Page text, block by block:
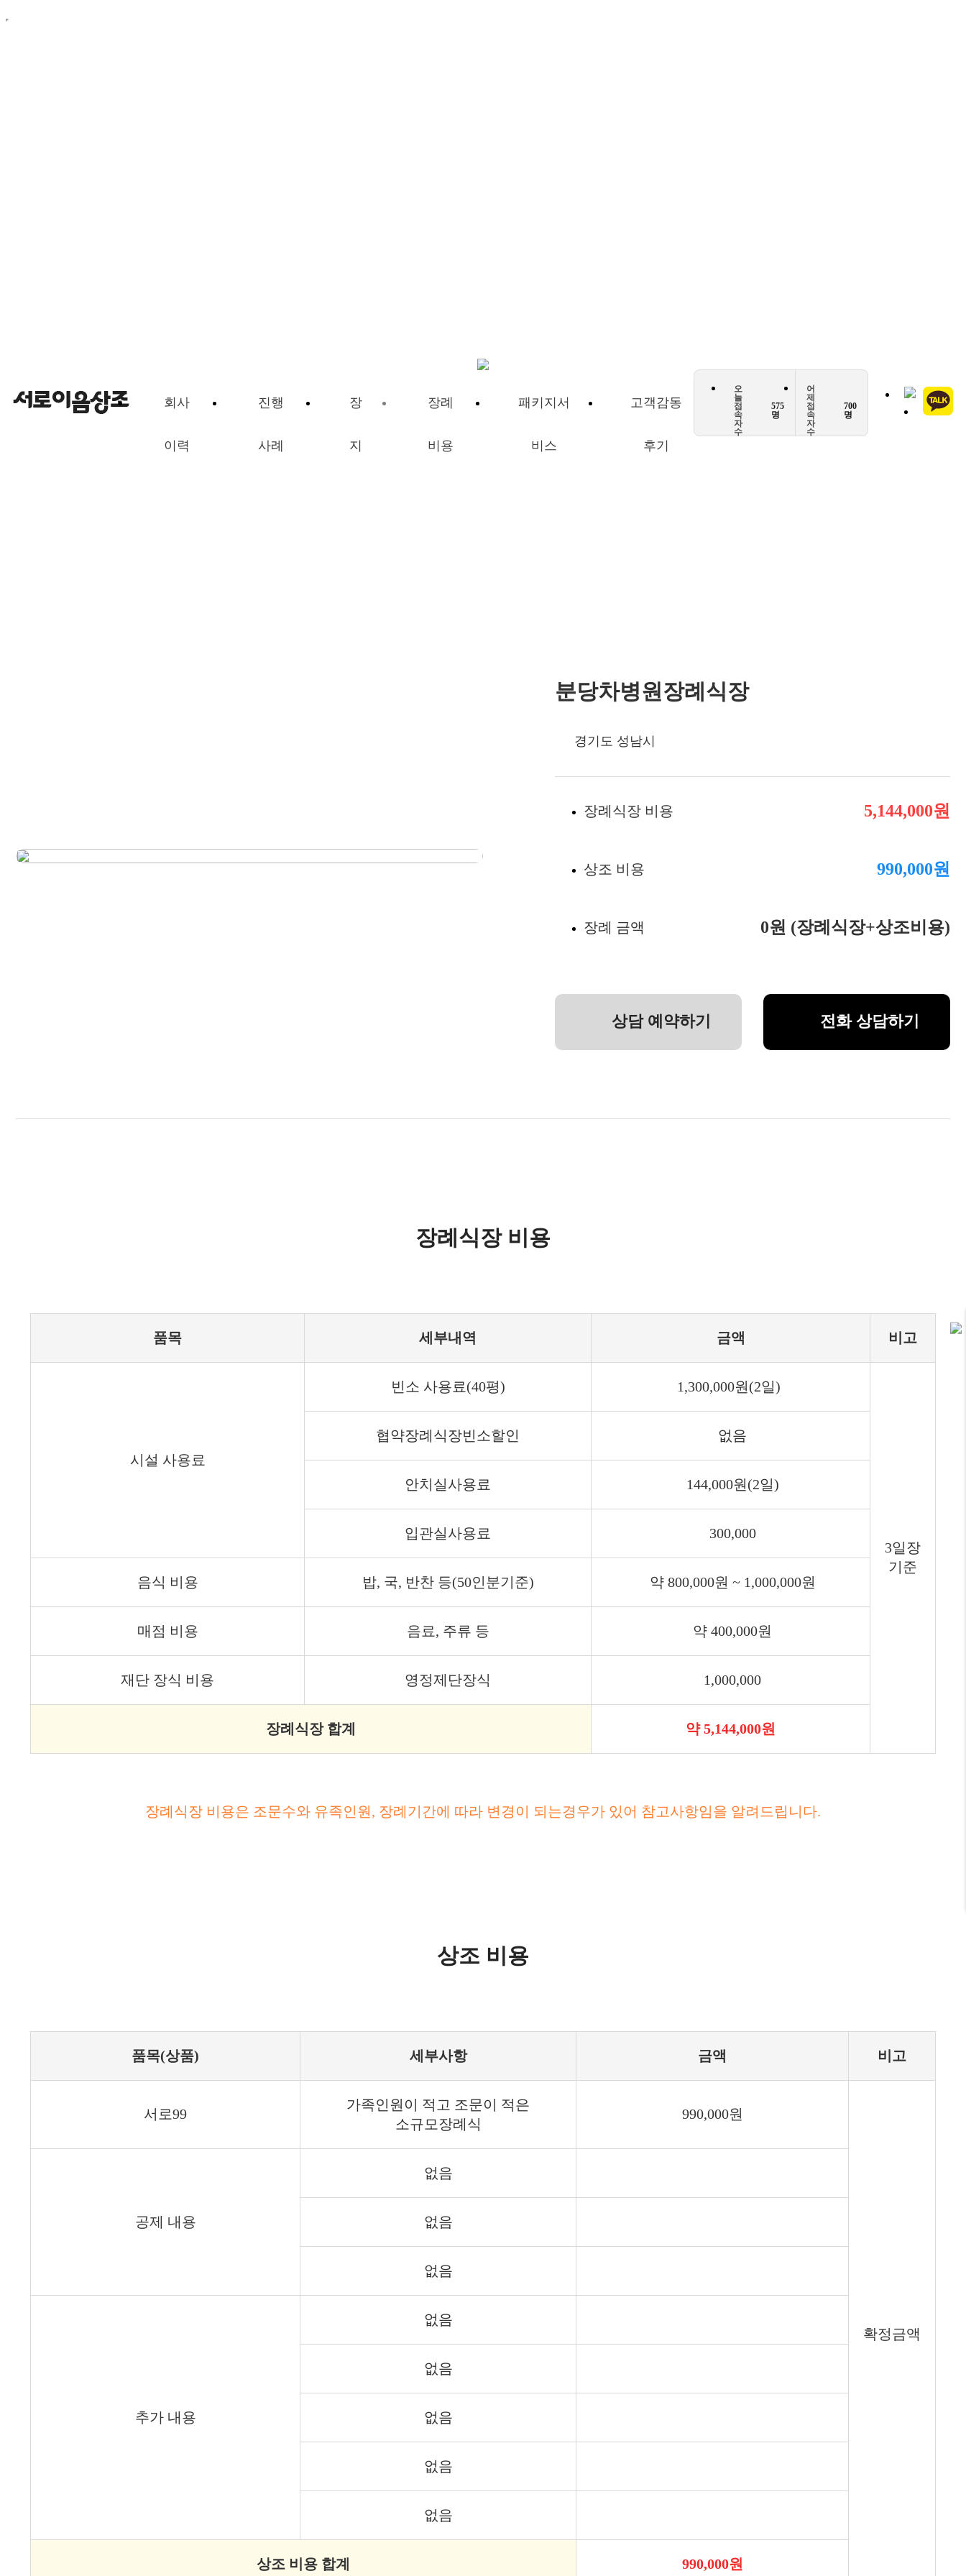
회사
이력
진행
사례
장
지
장례
비용
패키지서
비스
고객감동
후기
오
늘
접
속
자
수
575
명
어
제
접
속
자
수
700
명
분당차병원장례식장장례비용
경기도 성남시
장례식장 비용 5,144,000원
상조 비용 990,000원
장례 금액 0원 (장례식장+상조비용)
상담 예약하기 전화 상담하기
장례식장 비용
품목 세부내역 금액 비고
시설 사용료
빈소 사용료(40평) 1,300,000원(2일)
3일장
기준
협약장례식장빈소할인 없음
안치실사용료 144,000원(2일)
입관실사용료 300,000
음식 비용 밥, 국, 반찬 등(50인분기준) 약 800,000원 ~ 1,000,000원
매점 비용 음료, 주류 등 약 400,000원
재단 장식 비용 영정제단장식 1,000,000
장례식장 합계 약 5,144,000원
장례식장 비용은 조문수와 유족인원, 장례기간에 따라 변경이 되는경우가 있어 참고사항임을 알려드립니다.
상조 비용
품목(상품) 세부사항 금액 비고
서로99
가족인원이 적고 조문이 적은
소규모장례식
990,000원
확정금액
공제 내용
없음
없음
없음
추가 내용
없음
없음
없음
없음
없음
상조 비용 합계 990,000원